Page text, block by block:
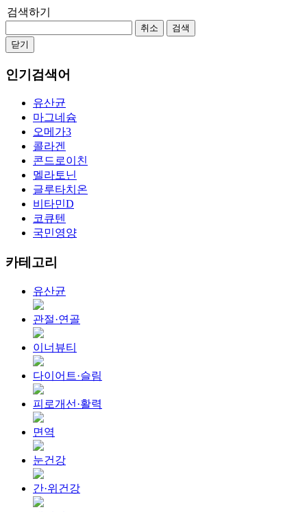
검색하기
취소
검색
닫기
인기검색어
유산균
마그네슘
오메가3
콜라겐
콘드로이친
멜라토닌
글루타치온
비타민D
코큐텐
국민영양
카테고리
유산균
관절·연골
이너뷰티
다이어트·슬림
피로개선·활력
면역
눈건강
간·위건강